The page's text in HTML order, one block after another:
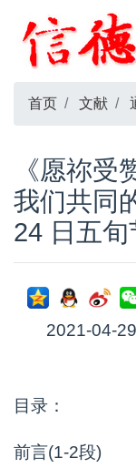
首页 文献
《愿祢
我们共同
24 日五旬
2021-04-
目录：
前言(1-2段)